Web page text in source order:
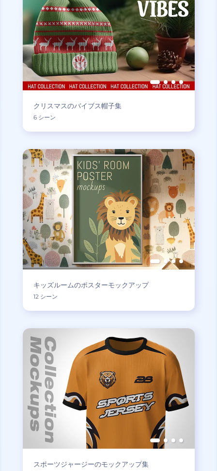
クリスマスのバイブス帽子集
6 シーン
キッズルームのポスターモックアップ
12 シーン
スポーツジャージーのモックアップ集